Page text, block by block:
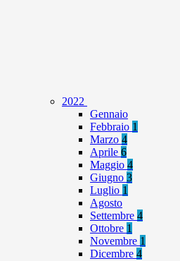
2022
Gennaio
Febbraio 1
Marzo 4
Aprile 6
Maggio 4
Giugno 3
Luglio 1
Agosto
Settembre 4
Ottobre 1
Novembre 1
Dicembre 4